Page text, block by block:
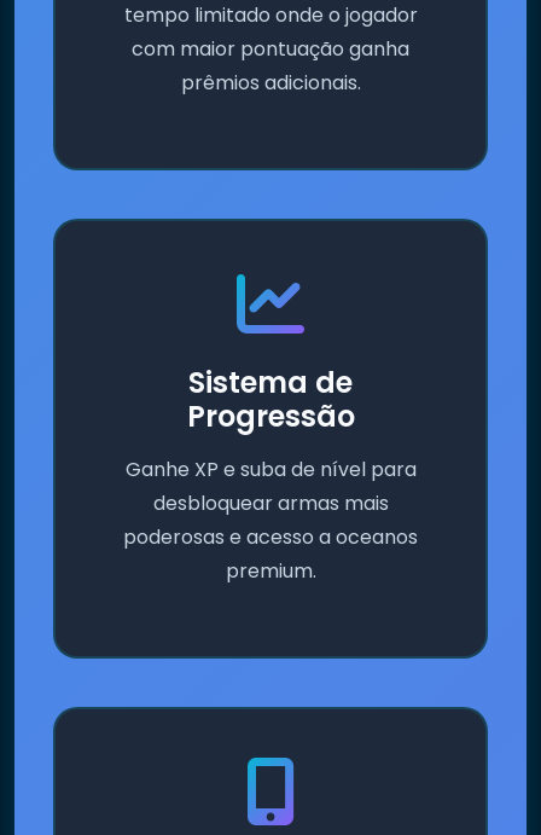
tempo limitado onde o jogador
com maior pontuação ganha
prêmios adicionais.
Sistema de
Progressão
Ganhe XP e suba de nível para
desbloquear armas mais
poderosas e acesso a oceanos
premium.